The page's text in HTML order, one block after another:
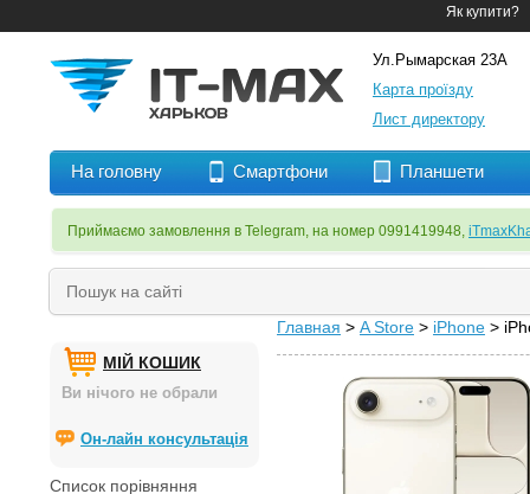
Як купити?
Ул.Рымарская 23А
Карта проїзду
Лист директору
На головну Смартфони Планшети
Приймаємо замовлення в Telegram, на номер 0991419948,
МІЙ КОШИК
Ви нічого не обрали
Он-лайн консультація
Список порівняння
Главная > A Store > iPhone >